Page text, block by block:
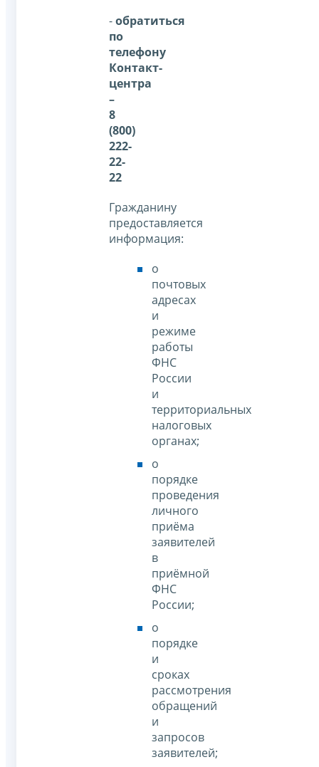
-обратиться
по
телефону
Контакт-
центра
–
8
(800)
222-
22-
22
Гражданину
предоставляется
информация:
о
почтовых
адресах
и
режиме
работы
ФНС
России
и
территориальных
налоговых
органах;
о
порядке
проведения
личного
приёма
заявителей
в
приёмной
ФНС
России;
о
порядке
и
сроках
рассмотрения
обращений
и
запросов
заявителей;